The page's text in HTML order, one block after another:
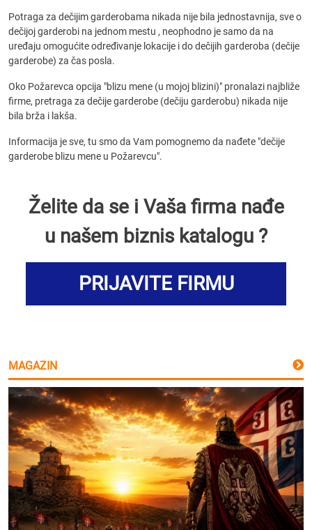
Potraga za dečijim garderobama nikada nije bila jednostavnija, sve o
dečijoj garderobi na jednom mestu , neophodno je samo da na
uređaju omogućite određivanje lokacije i do dečijih garderoba (dečije
garderobe) za čas posla.
Oko Požarevca opcija "blizu mene (u mojoj blizini)" pronalazi najbliže
firme, pretraga za dečije garderobe (dečiju garderobu) nikada nije
bila brža i lakša.
Informacija je sve, tu smo da Vam pomognemo da nađete "dečije
garderobe blizu mene u Požarevcu".
Želite da se i Vaša firma nađe
u našem biznis katalogu ?
PRIJAVITE FIRMU
MAGAZIN